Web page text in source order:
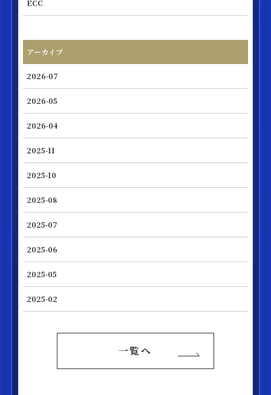
ECC
アーカイブ
2026-07
2026-05
2026-04
2025-11
2025-10
2025-08
2025-07
2025-06
2025-05
2025-02
一覧へ